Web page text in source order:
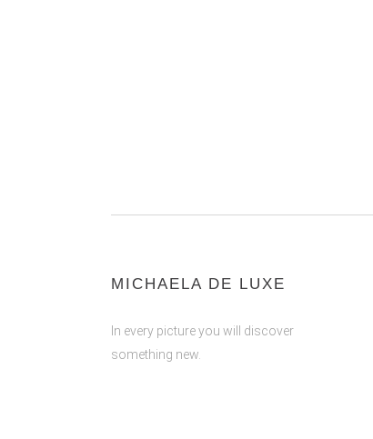
MICHAELA DE LUXE
In every picture you will discover
something new.